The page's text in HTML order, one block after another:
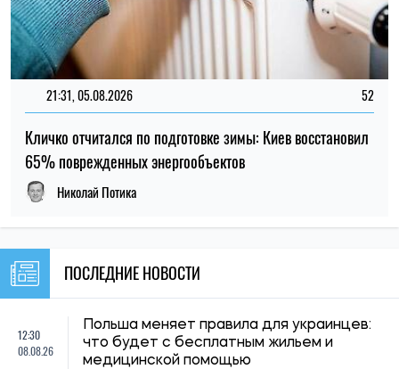
21:31, 05.08.2026 52
Кличко отчитался по подготовке зимы: Киев восстановил
65% поврежденных энергообъектов
Николай Потика
ПОСЛЕДНИЕ НОВОСТИ
12:30
08.08.26
Польша меняет правила для украинцев:
что будет с бесплатным жильем и
медицинской помощью